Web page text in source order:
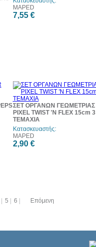
MAPED
7,55 €
ΣΕΤ ΟΡΓΑΝΩΝ ΓΕΩΜΕΤΡΙΑΣ
PIXEL TWIST 'N FLEX 15cm 3
ΤΕΜΑΧΙΑ
Κατασκευαστής:
MAPED
2,90 €
5 6 Επόμενη